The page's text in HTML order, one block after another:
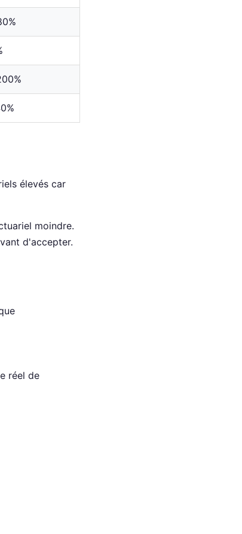
élevés car
moindre.
d'accepter.
réel de